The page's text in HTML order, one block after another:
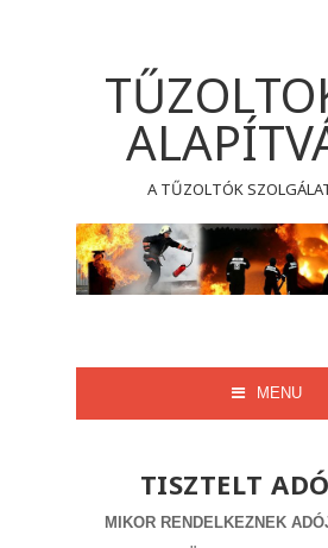
A TŰZOLTÓK
MENU
TISZTELT
MIKOR RENDELKEZNEK